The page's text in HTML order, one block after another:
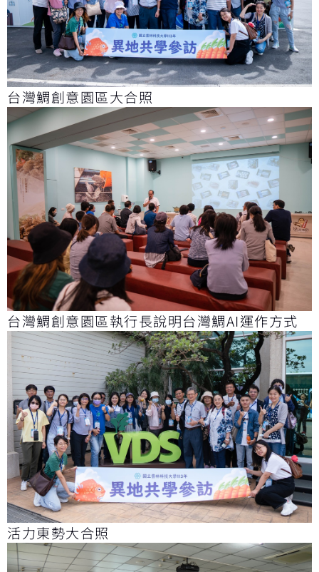
台灣鯛創意園區大合照
台灣鯛創意園區執行長說明台灣鯛AI運作方式
活力東勢大合照